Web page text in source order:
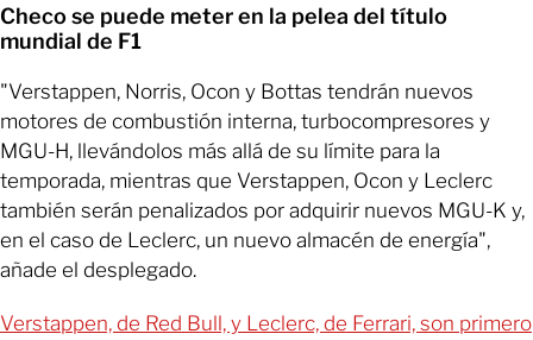
Checo se puede meter en la pelea del título
mundial de F1
"Verstappen, Norris, Ocon y Bottas tendrán nuevos
motores de combustión interna, turbocompresores y
MGU-H, llevándolos más allá de su límite para la
temporada, mientras que Verstappen, Ocon y Leclerc
también serán penalizados por adquirir nuevos MGU-K y,
en el caso de Leclerc, un nuevo almacén de energía",
añade el desplegado.
Verstappen, de Red Bull, y Leclerc, de Ferrari, son primero